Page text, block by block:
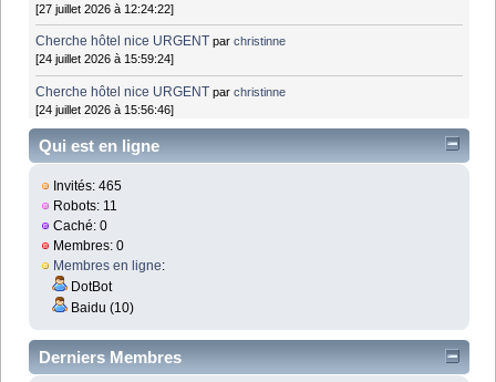
[27 juillet 2026 à 12:24:22]
Cherche hôtel nice URGENT parchristinne
[24 juillet 2026 à 15:59:24]
Cherche hôtel nice URGENT parchristinne
[24 juillet 2026 à 15:56:46]
Qui est en ligne
Invités: 465
Robots: 11
Caché: 0
Membres: 0
Membres en ligne:
DotBot
Baidu (10)
Derniers Membres